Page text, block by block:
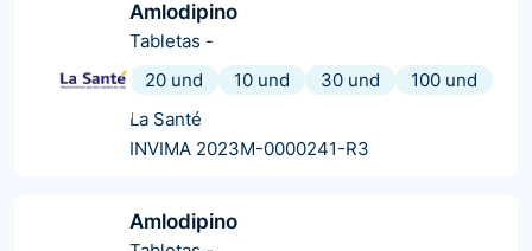
Amlodipino
Tabletas -
20 und
10 und 30 und
100 und
La Santé
INVIMA 2023M-0000241-R3
Amlodipino